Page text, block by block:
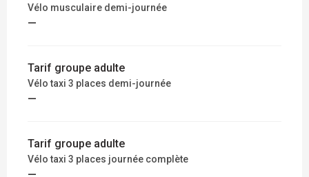
Vélo musculaire demi-journée
—
Tarif groupe adulte
Vélo taxi 3 places demi-journée
—
Tarif groupe adulte
Vélo taxi 3 places journée complète